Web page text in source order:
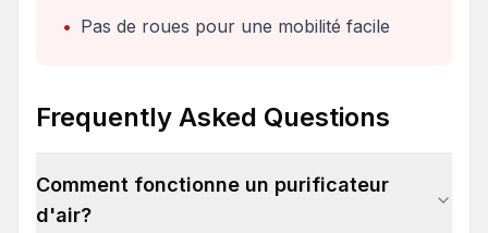
• Pas de roues pour une mobilité facile
Frequently Asked Questions
Comment fonctionne un purificateur
d'air?